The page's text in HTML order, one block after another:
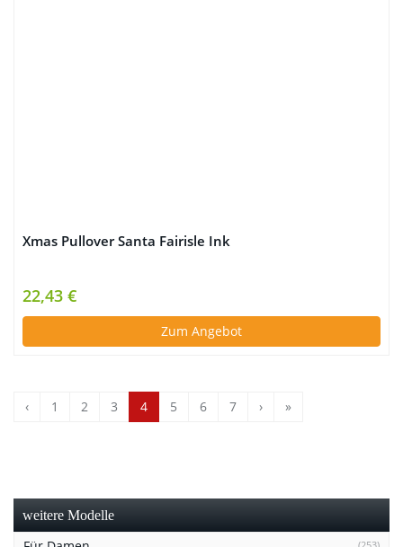
Xmas Pullover Santa Fairisle Ink
22,43 €
Zum Angebot
‹ 1 2 3 4 5 6 7 › »
weitere Modelle